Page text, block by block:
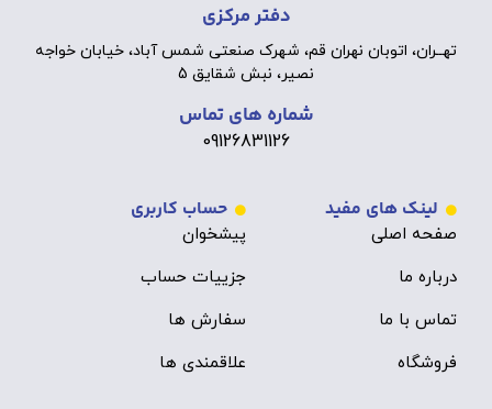
دفتر مرکزی
تهــران، اتوبان نهران قم، شهرک صنعتی شمس آباد، خیابان خواجه
نصیر، نبش شقایق 5
شماره های تماس
09126831126
لینک های مفید
صفحه اصلی
درباره ما
تماس با ما
فروشگاه
حساب کاربری
پیشخوان
جزییات حساب
سفارش ها
علاقمندی ها